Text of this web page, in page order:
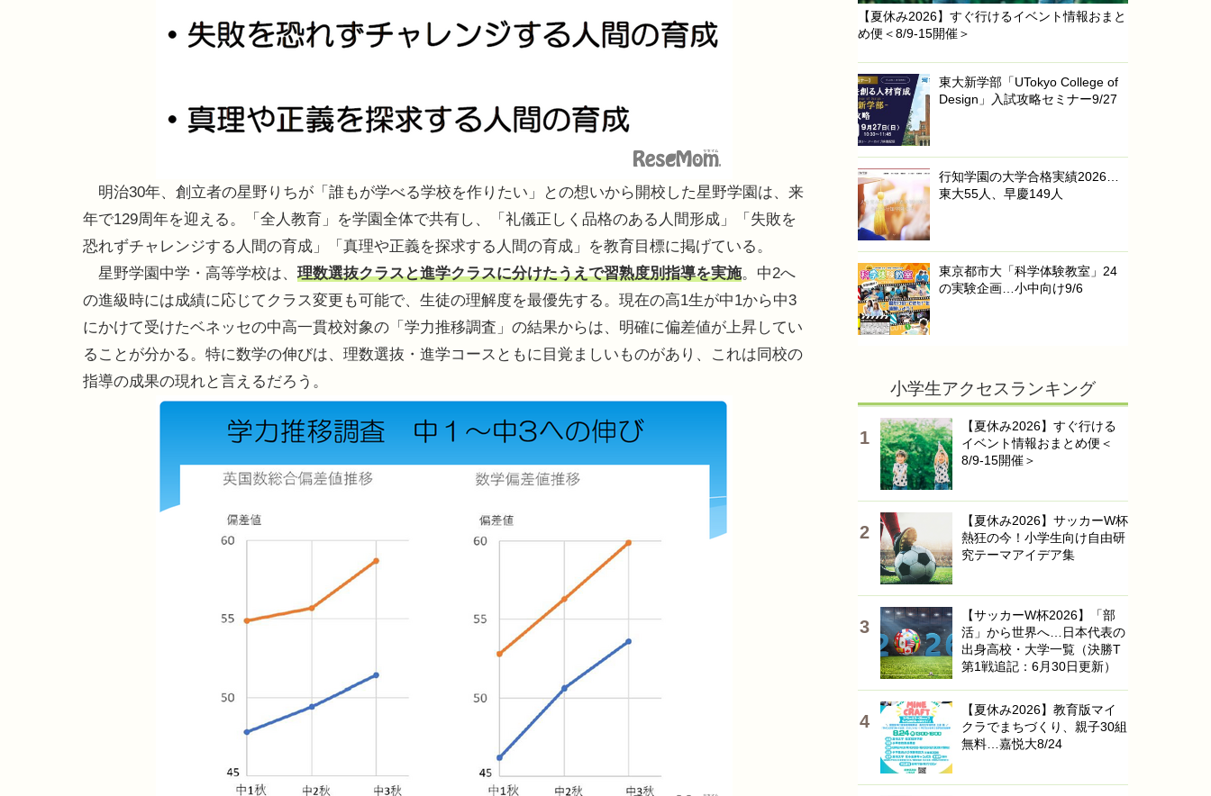
明治30年、創立者の星野りちが「誰もが学べる学校を作りたい」との想いから開校した星野学園は、来
年で129周年を迎える。「全人教育」を学園全体で共有し、「礼儀正しく品格のある人間形成」「失敗を
恐れずチャレンジする人間の育成」「真理や正義を探求する人間の育成」を教育目標に掲げている。
星野学園中学・高等学校は、 理数選抜クラスと進学クラスに分けたうえで習熟度別指導を実施。中2へ
の進級時には成績に応じてクラス変更も可能で、生徒の理解度を最優先する。現在の高1生が中1から中3
にかけて受けたベネッセの中高一貫校対象の「学力推移調査」の結果からは、明確に偏差値が上昇してい
ることが分かる。特に数学の伸びは、理数選抜・進学コースともに目覚ましいものがあり、これは同校の
指導の成果の現れと言えるだろう。
【夏休み2026】すぐ行けるイベント情報おまと
め便＜8/9-15開催＞
東大新学部「UTokyo College of
Design」入試攻略セミナー9/27
行知学園の大学合格実績2026…
東大55人、早慶149人
東京都市大「科学体験教室」24
の実験企画…小中向け9/6
小学生アクセスランキング
【夏休み2026】すぐ行ける
イベント情報おまとめ便＜
8/9-15開催＞
【夏休み2026】サッカーW杯
熱狂の今！小学生向け自由研
究テーマアイデア集
【サッカーW杯2026】「部
活」から世界へ…日本代表の
出身高校・大学一覧（決勝T
第1戦追記：6月30日更新）
【夏休み2026】教育版マイ
クラでまちづくり、親子30組
無料…嘉悦大8/24